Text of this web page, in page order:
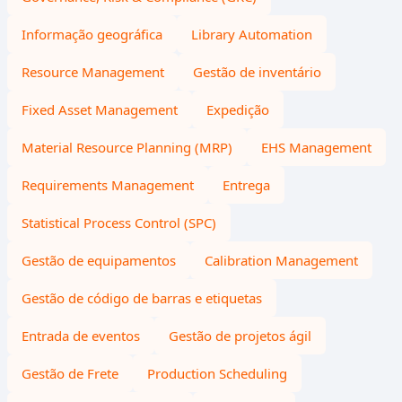
Informação geográfica Library Automation
Resource Management Gestão de inventário
Fixed Asset Management Expedição
Material Resource Planning (MRP) EHS Management
Requirements Management Entrega
Statistical Process Control (SPC)
Gestão de equipamentos Calibration Management
Gestão de código de barras e etiquetas
Entrada de eventos Gestão de projetos ágil
Gestão de Frete Production Scheduling